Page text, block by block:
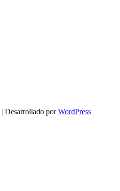
| Desarrollado porWordPress